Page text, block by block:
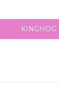
KINGHOG